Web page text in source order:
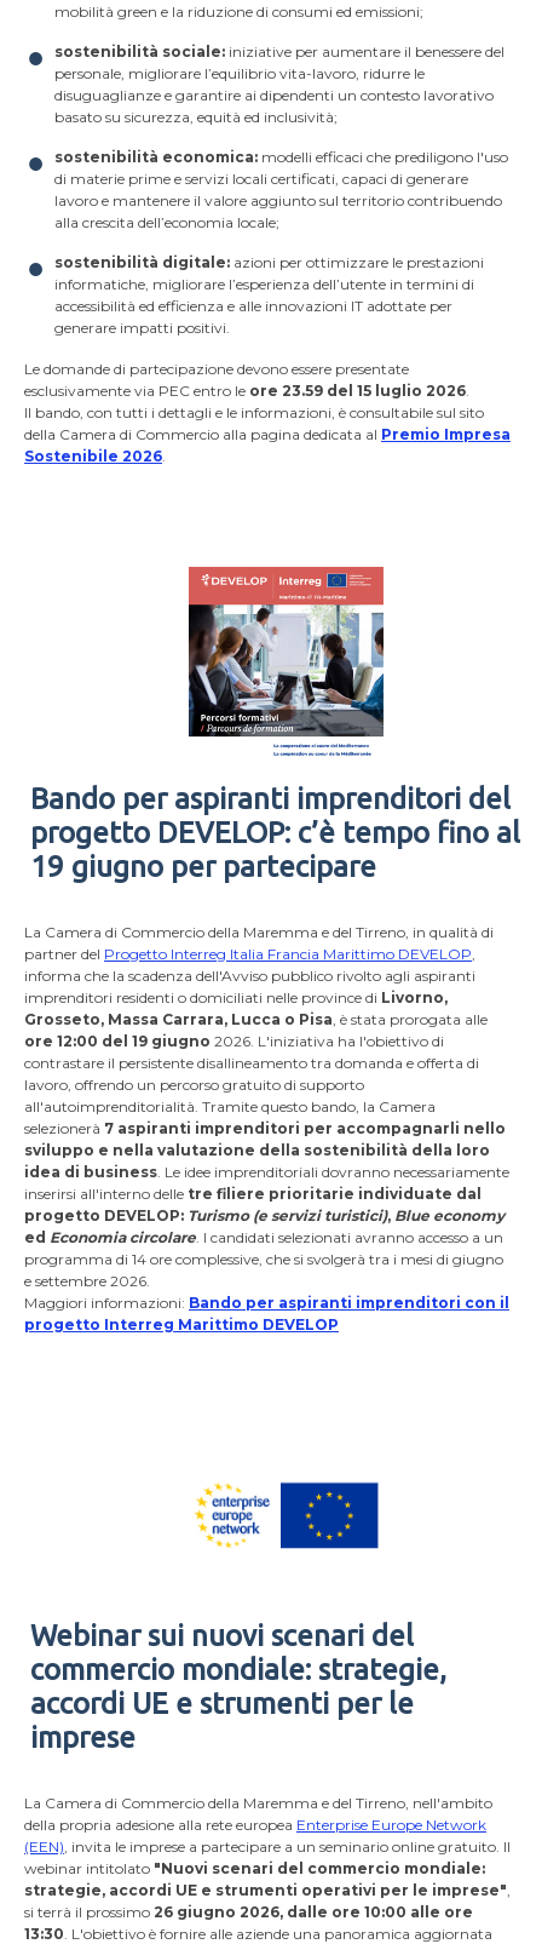
mobilità green e la riduzione di consumi ed emissioni;
sostenibilità sociale: iniziative per aumentare il benessere del
personale, migliorare l’equilibrio vita-lavoro, ridurre le
disuguaglianze e garantire ai dipendenti un contesto lavorativo
basato su sicurezza, equità ed inclusività;
sostenibilità economica: modelli efficaci che prediligono l'uso
di materie prime e servizi locali certificati, capaci di generare
lavoro e mantenere il valore aggiunto sul territorio contribuendo
alla crescita dell’economia locale;
sostenibilità digitale: azioni per ottimizzare le prestazioni
informatiche, migliorare l’esperienza dell’utente in termini di
accessibilità ed efficienza e alle innovazioni IT adottate per
generare impatti positivi.
Le domande di partecipazione devono essere presentate
esclusivamente via PEC entro le ore 23.59 del 15 luglio 2026.
Il bando, con tutti i dettagli e le informazioni, è consultabile sul sito
della Camera di Commercio alla pagina dedicata al Premio Impresa
Sostenibile 2026.
Bando per aspiranti imprenditori del
progetto DEVELOP: c’è tempo fino al
19 giugno per partecipare
La Camera di Commercio della Maremma e del Tirreno, in qualità di
partner del Progetto Interreg Italia Francia Marittimo DEVELOP,
informa che la scadenza dell'Avviso pubblico rivolto agli aspiranti
imprenditori residenti o domiciliati nelle province di Livorno,
Grosseto, Massa Carrara, Lucca o Pisa, è stata prorogata alle
ore 12:00 del 19 giugno 2026. L'iniziativa ha l'obiettivo di
contrastare il persistente disallineamento tra domanda e offerta di
lavoro, offrendo un percorso gratuito di supporto
all'autoimprenditorialità. Tramite questo bando, la Camera
selezionerà 7 aspiranti imprenditori per accompagnarli nello
sviluppo e nella valutazione della sostenibilità della loro
idea di business. Le idee imprenditoriali dovranno necessariamente
inserirsi all'interno delle tre filiere prioritarie individuate dal
progetto DEVELOP: Turismo (e servizi turistici), Blue economy
ed Economia circolare. I candidati selezionati avranno accesso a un
programma di 14 ore complessive, che si svolgerà tra i mesi di giugno
e settembre 2026.
Maggiori informazioni: Bando per aspiranti imprenditori con il
progetto Interreg Marittimo DEVELOP
Webinar sui nuovi scenari del
commercio mondiale: strategie,
accordi UE e strumenti per le
imprese
La Camera di Commercio della Maremma e del Tirreno, nell'ambito
della propria adesione alla rete europea Enterprise Europe Network
(EEN), invita le imprese a partecipare a un seminario online gratuito. Il
webinar intitolato "Nuovi scenari del commercio mondiale:
strategie, accordi UE e strumenti operativi per le imprese",
si terrà il prossimo 26 giugno 2026, dalle ore 10:00 alle ore
13:30. L'obiettivo è fornire alle aziende una panoramica aggiornata